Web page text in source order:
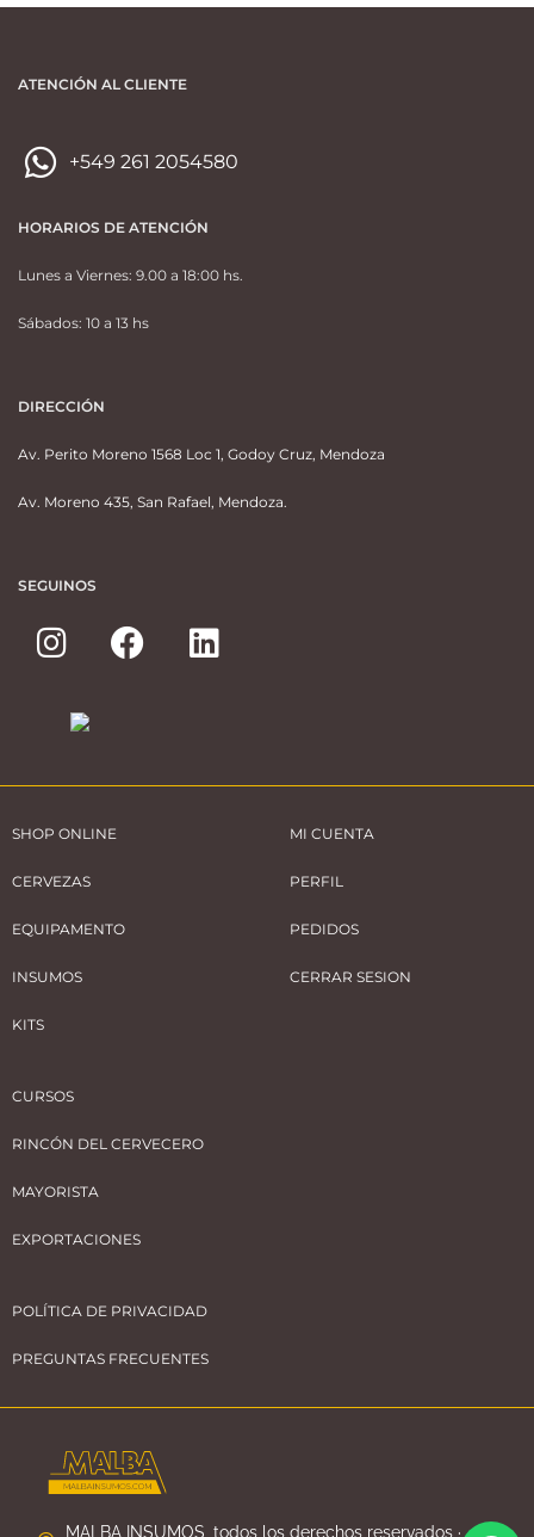
ATENCIÓN AL CLIENTE
+549 261 2054580
HORARIOS DE ATENCIÓN
Lunes a Viernes: 9.00 a 18:00 hs.
Sábados: 10 a 13 hs
DIRECCIÓN
Av. Perito Moreno 1568 Loc 1, Godoy Cruz, Mendoza
Av. Moreno 435, San Rafael, Mendoza.
SEGUINOS
SHOP ONLINE
CERVEZAS
EQUIPAMENTO
INSUMOS
KITS
MI CUENTA
PERFIL
PEDIDOS
CERRAR SESION
CURSOS
RINCÓN DEL CERVECERO
MAYORISTA
EXPORTACIONES
POLÍTICA DE PRIVACIDAD
PREGUNTAS FRECUENTES
MALBA INSUMOS, todos los derechos reservados ·